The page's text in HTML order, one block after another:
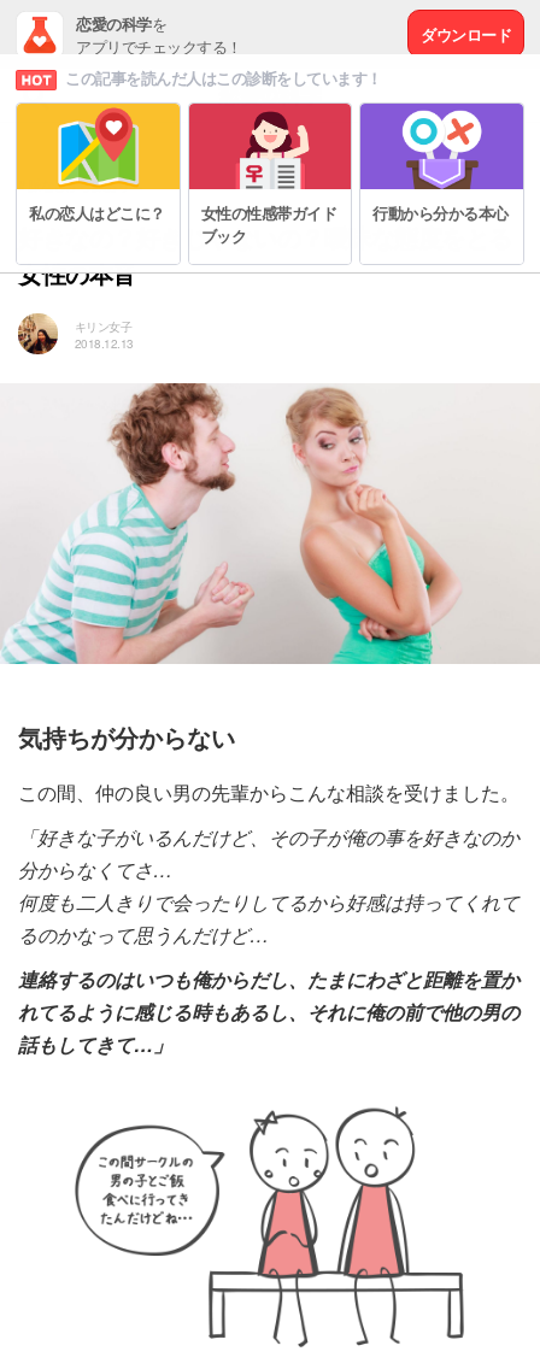
恋愛の科学を
アプリでチェックする！
ダウンロード
# 脈なしから脈ありへ
好きなの？好きじゃないの？曖昧な態度をとる
女性の本音
キリン女子
2018.12.13
気持ちが分からない
この間、仲の良い男の先輩からこんな相談を受けました。
「好きな子がいるんだけど、 その子が俺の事を好きなのか
分からなくてさ…
何度も二人きりで会ったりしてるから好感は持ってくれて
るのかなって思うんだけど…
連絡するのはいつも俺からだし、 たまにわざと距離を置か
れてるように感じる時もあるし、それに俺の前で他の男の
話もしてきて…」
この記事を読んだ人はこの診断をしています！
私の恋人はどこに？
女性の性感帯ガイド
ブック
行動から分かる本心